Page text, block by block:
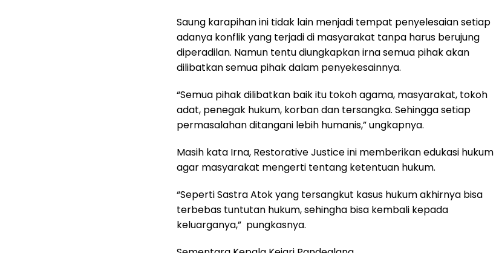
Saung karapihan ini tidak lain menjadi tempat penyelesaian setiap
adanya konflik yang terjadi di masyarakat tanpa harus berujung
diperadilan. Namun tentu diungkapkan irna semua pihak akan
dilibatkan semua pihak dalam penyekesainnya.
“Semua pihak dilibatkan baik itu tokoh agama, masyarakat, tokoh
adat, penegak hukum, korban dan tersangka. Sehingga setiap
permasalahan ditangani lebih humanis,” ungkapnya.
Masih kata Irna, Restorative Justice ini memberikan edukasi hukum
agar masyarakat mengerti tentang ketentuan hukum.
“Seperti Sastra Atok yang tersangkut kasus hukum akhirnya bisa
terbebas tuntutan hukum, sehingha bisa kembali kepada
keluarganya,” pungkasnya.